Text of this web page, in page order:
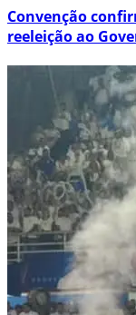
Convenção
reeleição ao